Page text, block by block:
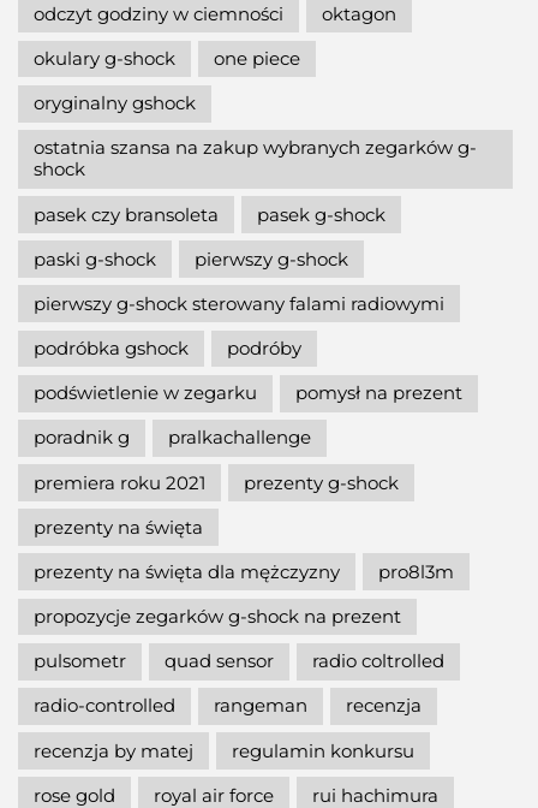
odczyt godziny w ciemności
oktagon
okulary g-shock
one piece
oryginalny gshock
ostatnia szansa na zakup wybranych zegarków g-
shock
pasek czy bransoleta
pasek g-shock
paski g-shock
pierwszy g-shock
pierwszy g-shock sterowany falami radiowymi
podróbka gshock
podróby
podświetlenie w zegarku
pomysł na prezent
poradnik g
pralkachallenge
premiera roku 2021
prezenty g-shock
prezenty na święta
prezenty na święta dla mężczyzny
pro8l3m
propozycje zegarków g-shock na prezent
pulsometr
quad sensor
radio coltrolled
radio-controlled
rangeman
recenzja
recenzja by matej
regulamin konkursu
rose gold
royal air force
rui hachimura